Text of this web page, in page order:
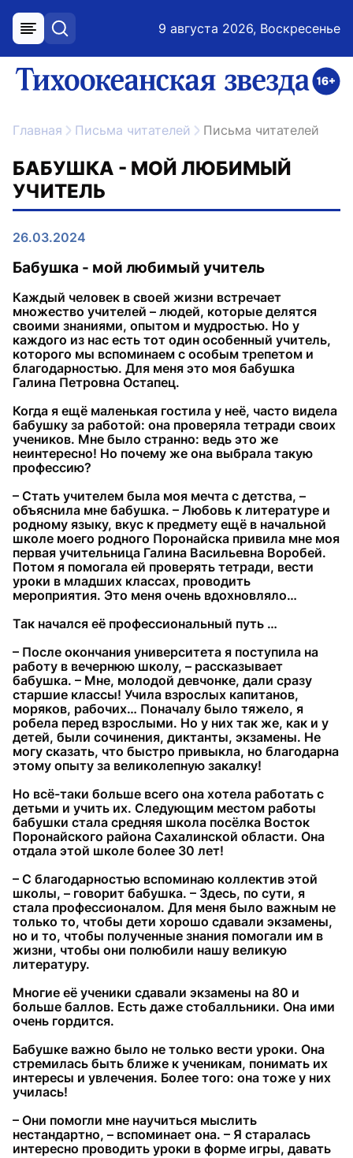
меню поиск 9 августа 2026, Воскресенье
ссылка на главную
Главная Письма читателей Письма читателей
БАБУШКА - МОЙ ЛЮБИМЫЙ
УЧИТЕЛЬ
26.03.2024
Бабушка - мой любимый учитель
Каждый человек в своей жизни встречает
множество учителей – людей, которые делятся
своими знаниями, опытом и мудростью. Но у
каждого из нас есть тот один особенный учитель,
которого мы вспоминаем с особым трепетом и
благодарностью. Для меня это моя бабушка
Галина Петровна Остапец.
Когда я ещё маленькая гостила у неё, часто видела
бабушку за работой: она проверяла тетради своих
учеников. Мне было странно: ведь это же
неинтересно! Но почему же она выбрала такую
профессию?
– Стать учителем была моя мечта с детства, –
объяснила мне бабушка. – Любовь к литературе и
родному языку, вкус к предмету ещё в начальной
школе моего родного Поронайска привила мне моя
первая учительница Галина Васильевна Воробей.
Потом я помогала ей проверять тетради, вести
уроки в младших классах, проводить
мероприятия. Это меня очень вдохновляло…
Так начался её профессиональный путь …
– После окончания университета я поступила на
работу в вечернюю школу, – рассказывает
бабушка. – Мне, молодой девчонке, дали сразу
старшие классы! Учила взрослых капитанов,
моряков, рабочих… Поначалу было тяжело, я
робела перед взрослыми. Но у них так же, как и у
детей, были сочинения, диктанты, экзамены. Не
могу сказать, что быстро привыкла, но благодарна
этому опыту за великолепную закалку!
Но всё-таки больше всего она хотела работать с
детьми и учить их. Следующим местом работы
бабушки стала средняя школа посёлка Восток
Поронайского района Сахалинской области. Она
отдала этой школе более 30 лет!
– С благодарностью вспоминаю коллектив этой
школы, – говорит бабушка. – Здесь, по сути, я
стала профессионалом. Для меня было важным не
только то, чтобы дети хорошо сдавали экзамены,
но и то, чтобы полученные знания помогали им в
жизни, чтобы они полюбили нашу великую
литературу.
Многие её ученики сдавали экзамены на 80 и
больше баллов. Есть даже стобалльники. Она ими
очень гордится.
Бабушке важно было не только вести уроки. Она
стремилась быть ближе к ученикам, понимать их
интересы и увлечения. Более того: она тоже у них
училась!
– Они помогли мне научиться мыслить
нестандартно, – вспоминает она. – Я старалась
интересно проводить уроки в форме игры, давать